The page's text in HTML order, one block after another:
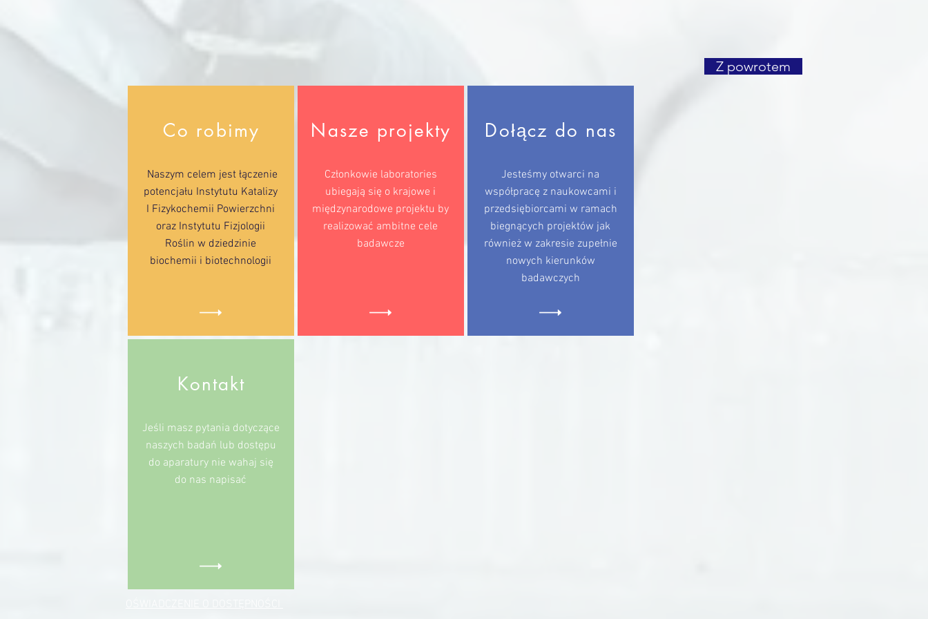
Z powrotem
Co robimy
Naszym celem jest łączenie
potencjału Instytutu Katalizy
I Fizykochemii Powierzchni
oraz Instytutu Fizjologii
Roślin w dziedzinie
biochemii i biotechnologii
Nasze projekty
Członkowie laboratories
ubiegają się o krajowe i
międzynarodowe projektu by
realizować ambitne cele
badawcze
Dołącz do nas
Jesteśmy otwarci na
współpracę z naukowcami i
przedsiębiorcami w ramach
biegnących projektów jak
również w zakresie zupełnie
nowych kierunków
badawczych
Kontakt
Jeśli masz pytania dotyczące
naszych badań lub dostępu
do aparatury nie wahaj się
do nas napisać